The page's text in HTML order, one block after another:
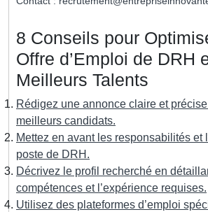
8 Conseils pour
Offre d’Emploi de DRH
Meilleurs Talents
Rédigez une annonce claire et
meilleurs candidats.
Mettez en avant les responsabilités et
poste de DRH.
Décrivez le profil recherché en
compétences et l’expérience requises.
Utilisez des plateformes d’emploi